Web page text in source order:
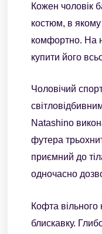
Кожен чоловік
костюм, в
комфортно. На
купити його
Чоловічий
Natashino
футера
приємний до
одночасно
Кофта вільного
блискавку.